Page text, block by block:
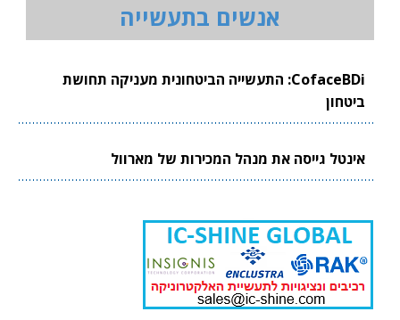
אנשים בתעשייה
CofaceBDi: התעשייה הביטחונית מעניקה תחושת
ביטחון
אינטל גייסה את מנהל המכירות של מארוול